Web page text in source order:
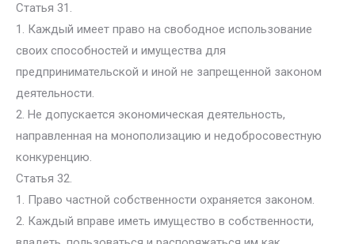
Статья 31.
1. Каждый имеет право на свободное использование
своих способностей и имущества для
предпринимательской и иной не запрещенной законом
деятельности.
2. Не допускается экономическая деятельность,
направленная на монополизацию и недобросовестную
конкуренцию.
Статья 32.
1. Право частной собственности охраняется законом.
2. Каждый вправе иметь имущество в собственности,